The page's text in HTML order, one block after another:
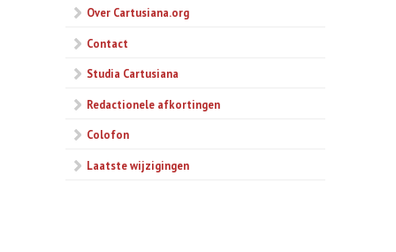
Over Cartusiana.org
Contact
Studia Cartusiana
Redactionele afkortingen
Colofon
Laatste wijzigingen